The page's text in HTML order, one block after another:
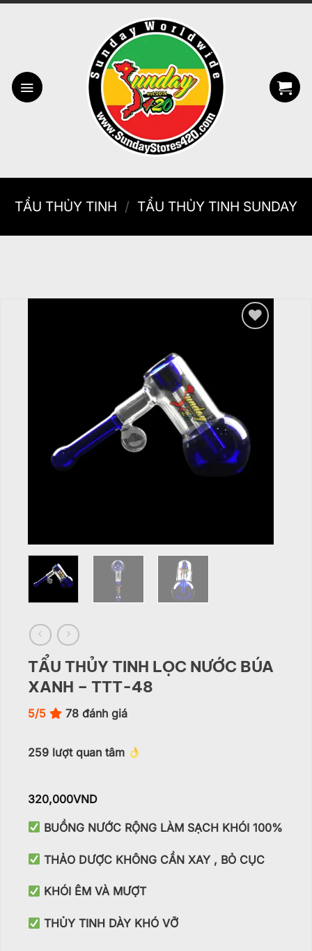
Bỏ
TẨU THỦY TINH / TẨU THỦY TINH SUNDAY
TẨU THỦY TINH LỌC NƯỚC BÚA
XANH – TTT-48
5/5 78 đánh giá
259 lượt quan tâm
320,000VND
BUỒNG NƯỚC RỘNG LÀM SẠCH KHÓI 100%
THẢO DƯỢC KHÔNG CẦN XAY , BỎ CỤC
KHÓI ÊM VÀ MƯỢT
THỦY TINH DÀY KHÓ VỠ